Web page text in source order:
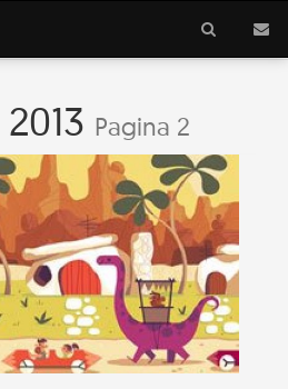
Pagina 2